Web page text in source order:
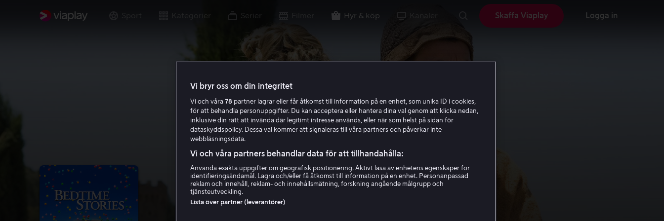
Kategorier Serier Hyr & köp Skaffa Viaplay Logga in
Vi bryr oss om din integritet
Vi och våra 78 partner lagrar eller får åtkomst till information på en enhet, som unika ID i cookies,
för att behandla personuppgifter. Du kan acceptera eller hantera dina val genom att klicka nedan,
inklusive din rätt att invända där legitimt intresse används, eller när som helst på sidan för
dataskyddspolicy. Dessa val kommer att signaleras till våra partners och påverkar inte
webbläsningsdata.
Vi och våra partners behandlar data för att tillhandahålla:
Använda exakta uppgifter om geografisk positionering. Aktivt läsa av enhetens egenskaper för
identifieringsändamål. Lagra och/eller få åtkomst till information på en enhet. Personanpassad
reklam och innehåll, reklam- och innehållsmätning, forskning angående målgrupp och
tjänsteutveckling.
Lista över partner (leverantörer)